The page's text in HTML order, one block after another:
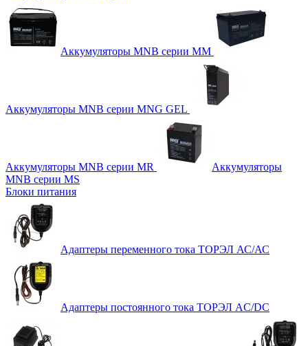
Аккумуляторы MNB серии MM
Аккумуляторы MNB серии MNG GEL
Аккумуляторы MNB серии MR
Аккумуляторы
MNB серии MS
Блоки питания
Адаптеры переменного тока ТОРЭЛ АС/АС
Адаптеры постоянного тока ТОРЭЛ AC/DC